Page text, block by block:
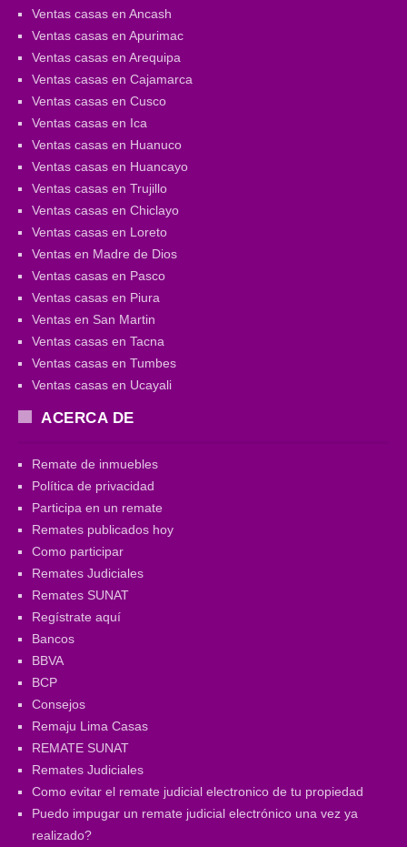
Ventas casas en Ancash
Ventas casas en Apurimac
Ventas casas en Arequipa
Ventas casas en Cajamarca
Ventas casas en Cusco
Ventas casas en Ica
Ventas casas en Huanuco
Ventas casas en Huancayo
Ventas casas en Trujillo
Ventas casas en Chiclayo
Ventas casas en Loreto
Ventas en Madre de Dios
Ventas casas en Pasco
Ventas casas en Piura
Ventas en San Martin
Ventas casas en Tacna
Ventas casas en Tumbes
Ventas casas en Ucayali
ACERCA DE
Remate de inmuebles
Política de privacidad
Participa en un remate
Remates publicados hoy
Como participar
Remates Judiciales
Remates SUNAT
Regístrate aquí
Bancos
BBVA
BCP
Consejos
Remaju Lima Casas
REMATE SUNAT
Remates Judiciales
Como evitar el remate judicial electronico de tu propiedad
Puedo impugar un remate judicial electrónico una vez ya
realizado?